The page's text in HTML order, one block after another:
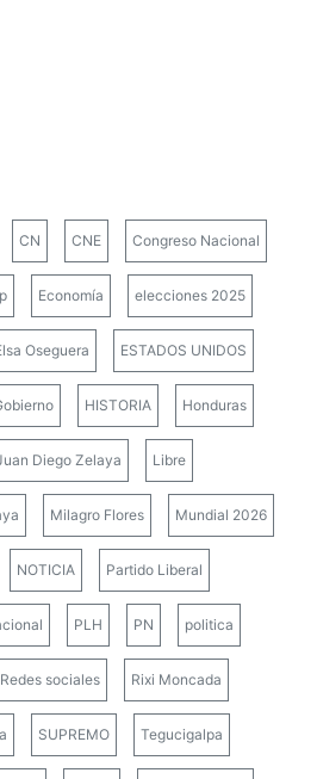
CN CNE Congreso Nacional
Economía elecciones 2025
Oseguera ESTADOS UNIDOS
HISTORIA Honduras
Diego Zelaya Libre
Milagro Flores Mundial 2026
NOTICIA Partido Liberal
PLH PN politica
Redes sociales Rixi Moncada
SUPREMO Tegucigalpa